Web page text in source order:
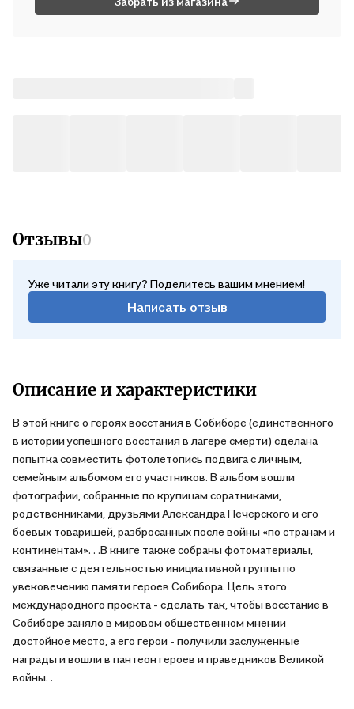
Отзывы0
Уже читали эту книгу? Поделитесь вашим мнением!
Написать отзыв
Описание и характеристики
В этой книге о героях восстания в Собиборе (единственного
в истории успешного восстания в лагере смерти) сделана
попытка совместить фотолетопись подвига с личным,
семейным альбомом его участников. В альбом вошли
фотографии, собранные по крупицам соратниками,
родственниками, друзьями Александра Печерского и его
боевых товарищей, разбросанных после войны «по странам и
континентам». . .В книге также собраны фотоматериалы,
связанные с деятельностью инициативной группы по
увековечению памяти героев Собибора. Цель этого
международного проекта - сделать так, чтобы восстание в
Собиборе заняло в мировом общественном мнении
достойное место, а его герои - получили заслуженные
награды и вошли в пантеон героев и праведников Великой
войны. .